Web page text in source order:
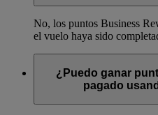
No, los puntos Business
el vuelo haya sido
¿Puedo ganar
pagado